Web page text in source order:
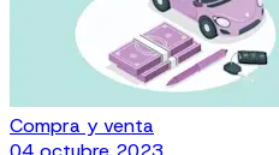
Compra y venta